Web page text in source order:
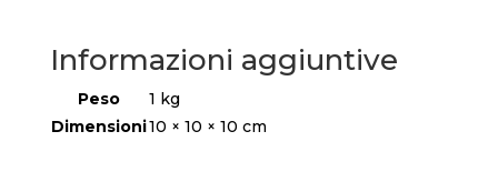
Informazioni aggiuntive
Peso
1 kg
Dimensioni10 × 10 × 10 cm